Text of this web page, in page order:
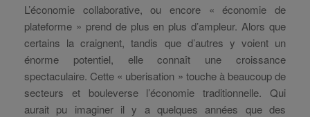
L’économie collaborative, ou encore « économie de
plateforme » prend de plus en plus d’ampleur. Alors que
certains la craignent, tandis que d’autres y voient un
énorme potentiel, elle connaît une croissance
spectaculaire. Cette « uberisation » touche à beaucoup de
secteurs et bouleverse l’économie traditionnelle. Qui
aurait pu imaginer il y a quelques années que des